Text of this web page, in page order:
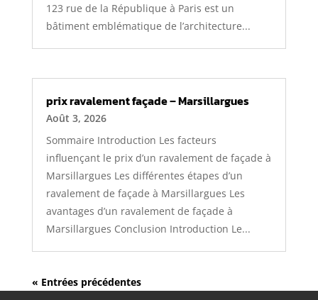
123 rue de la République à Paris est un
bâtiment emblématique de l’architecture...
prix ravalement façade – Marsillargues
Août 3, 2026
Sommaire Introduction Les facteurs
influençant le prix d’un ravalement de façade à
Marsillargues Les différentes étapes d’un
ravalement de façade à Marsillargues Les
avantages d’un ravalement de façade à
Marsillargues Conclusion Introduction Le...
« Entrées précédentes